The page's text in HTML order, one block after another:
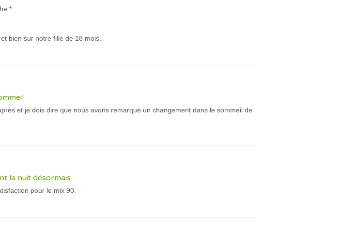
*
bien sur notre fille de 18 mois.
et je dois dire que nous avons remarqué un changement dans le sommeil de
la nuit désormais
pour le mix 90.